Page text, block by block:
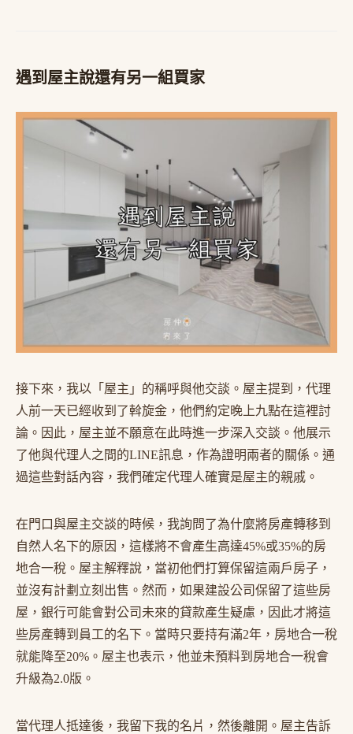
遇到屋主說還有另一組買家
接下來，我以「屋主」的稱呼與他交談。屋主提到，代理
人前一天已經收到了斡旋金，他們約定晚上九點在這裡討
論。因此，屋主並不願意在此時進一步深入交談。他展示
了他與代理人之間的LINE訊息，作為證明兩者的關係。通
過這些對話內容，我們確定代理人確實是屋主的親戚。
在門口與屋主交談的時候，我詢問了為什麼將房產轉移到
自然人名下的原因，這樣將不會產生高達45%或35%的房
地合一稅。屋主解釋說，當初他們打算保留這兩戶房子，
並沒有計劃立刻出售。然而，如果建設公司保留了這些房
屋，銀行可能會對公司未來的貸款產生疑慮，因此才將這
些房產轉到員工的名下。當時只要持有滿2年，房地合一稅
就能降至20%。屋主也表示，他並未預料到房地合一稅會
升級為2.0版。
當代理人抵達後，我留下我的名片，然後離開。屋主告訴